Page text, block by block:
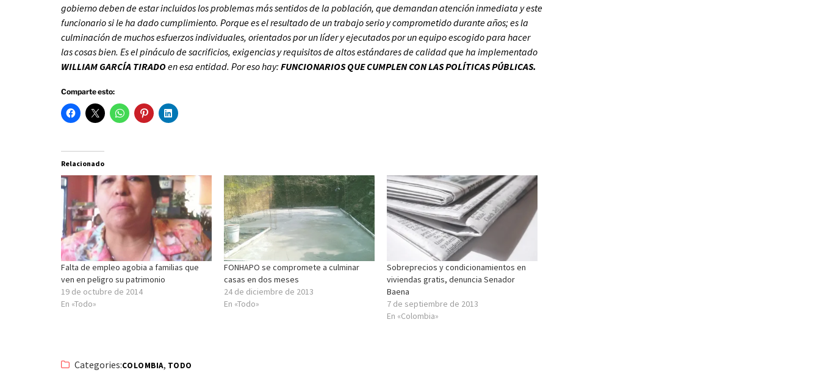
gobierno deben de estar incluidos los problemas más sentidos de la población, que demandan atención inmediata y este
funcionario si le ha dado cumplimiento. Porque es el resultado de un trabajo serio y comprometido durante años; es la
culminación de muchos esfuerzos individuales, orientados por un líder y ejecutados por un equipo escogido para hacer
las cosas bien. Es el pináculo de sacrificios, exigencias y requisitos de altos estándares de calidad que ha implementado
WILLIAM GARCÍA TIRADO en esa entidad. Por eso hay: FUNCIONARIOS QUE CUMPLEN CON LAS POLÍTICAS PÚBLICAS.
Comparte esto:
Relacionado
Falta de empleo agobia a familias que
ven en peligro su patrimonio
19 de octubre de 2014
En «Todo»
FONHAPO se compromete a culminar
casas en dos meses
24 de diciembre de 2013
En «Todo»
Sobreprecios y condicionamientos en
viviendas gratis, denuncia Senador
Baena
7 de septiembre de 2013
En «Colombia»
Categories:COLOMBIA, TODO